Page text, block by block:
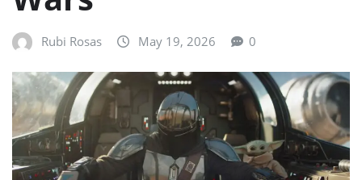
Rubi Rosas May 19, 2026 0